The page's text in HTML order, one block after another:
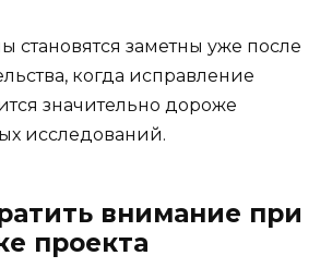
становятся заметны уже после
когда исправление
значительно дороже
исследований.
внимание при
проекта